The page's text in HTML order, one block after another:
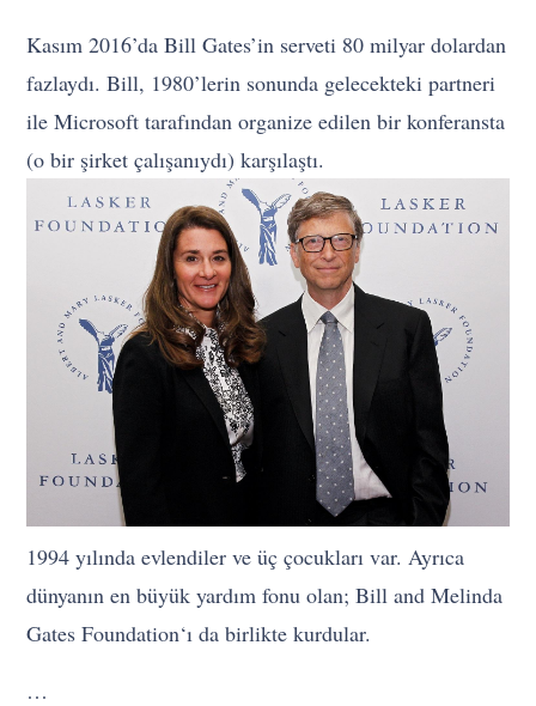
Kasım 2016’da Bill Gates’in serveti 80 milyar dolardan
fazlaydı. Bill, 1980’lerin sonunda gelecekteki partneri
ile Microsoft tarafından organize edilen bir konferansta
(o bir şirket çalışanıydı) karşılaştı.
1994 yılında evlendiler ve üç çocukları var. Ayrıca
dünyanın en büyük yardım fonu olan; Bill and Melinda
Gates Foundation‘ı da birlikte kurdular.
…